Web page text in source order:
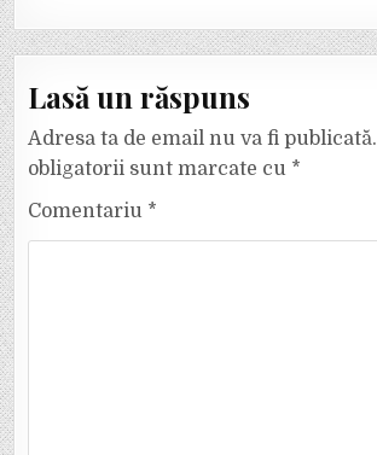
Lasă un răspuns
Adresa ta de email nu va fi publicată.
obligatorii sunt marcate cu *
Comentariu *